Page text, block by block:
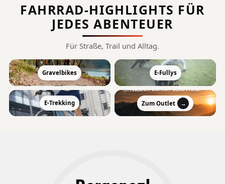
FAHRRAD-HIGHLIGHTS FÜR
JEDES ABENTEUER
Für Straße, Trail und Alltag.
Gravelbikes E-Fullys
E-Trekking
SOMMER SALE
−55 %
Premium Marken. Beste Preise.
Zum Outlet →